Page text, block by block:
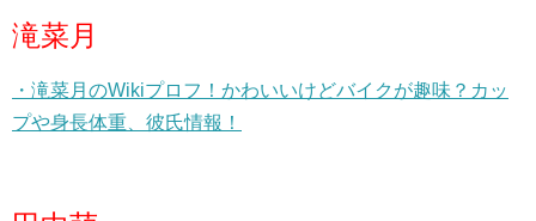
滝菜月
・滝菜月のWikiプロフ！かわいいけどバイクが趣味？カッ
プや身長体重、彼氏情報！